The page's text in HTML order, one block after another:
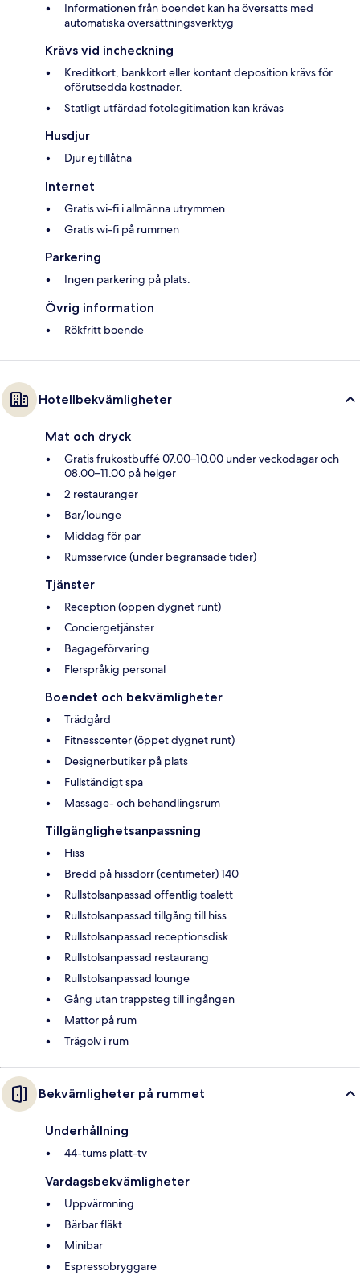
Informationen från boendet kan ha översatts med
automatiska översättningsverktyg
Krävs vid incheckning
Kreditkort, bankkort eller kontant deposition krävs för
oförutsedda kostnader.
Statligt utfärdad fotolegitimation kan krävas
Husdjur
Djur ej tillåtna
Internet
Gratis wi-fi i allmänna utrymmen
Gratis wi-fi på rummen
Parkering
Ingen parkering på plats.
Övrig information
Rökfritt boende
Hotellbekvämligheter
Mat och dryck
Gratis frukostbuffé 07.00–10.00 under veckodagar och
08.00–11.00 på helger
2 restauranger
Bar/lounge
Middag för par
Rumsservice (under begränsade tider)
Tjänster
Reception (öppen dygnet runt)
Conciergetjänster
Bagageförvaring
Flerspråkig personal
Boendet och bekvämligheter
Trädgård
Fitnesscenter (öppet dygnet runt)
Designerbutiker på plats
Fullständigt spa
Massage- och behandlingsrum
Tillgänglighetsanpassning
Hiss
Bredd på hissdörr (centimeter) 140
Rullstolsanpassad offentlig toalett
Rullstolsanpassad tillgång till hiss
Rullstolsanpassad receptionsdisk
Rullstolsanpassad restaurang
Rullstolsanpassad lounge
Gång utan trappsteg till ingången
Mattor på rum
Trägolv i rum
Bekvämligheter på rummet
Underhållning
44-tums platt-tv
Vardagsbekvämligheter
Uppvärmning
Bärbar fläkt
Minibar
Espressobryggare